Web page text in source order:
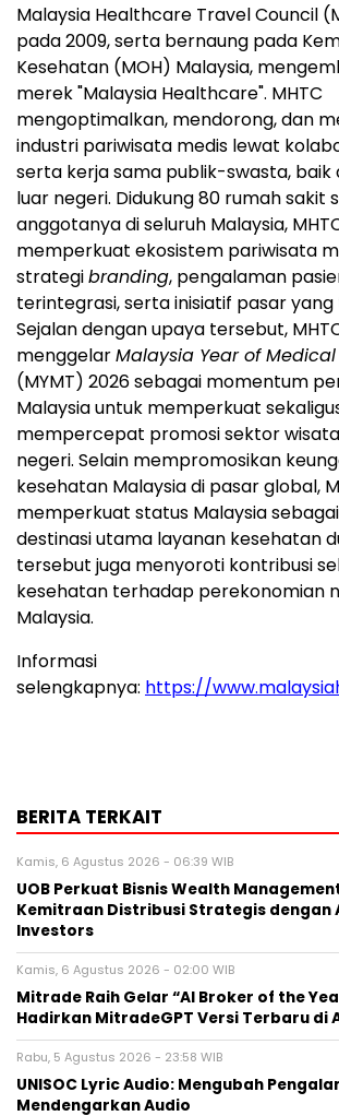
Malaysia Healthcare Travel Council
pada 2009, serta bernaung pada
Kesehatan (MOH) Malaysia,
merek "Malaysia Healthcare". MHTC
mengoptimalkan, mendorong, dan
industri pariwisata medis lewat
serta kerja sama publik-swasta, baik
luar negeri. Didukung 80 rumah sakit
anggotanya di seluruh Malaysia,
memperkuat ekosistem pariwisata
strategibranding, pengalaman
terintegrasi, serta inisiatif pasar
Sejalan dengan upaya tersebut,
menggelarMalaysia Year of
(MYMT) 2026 sebagai momentum
Malaysia untuk memperkuat
mempercepat promosi sektor
negeri. Selain mempromosikan
kesehatan Malaysia di pasar global,
memperkuat status Malaysia
destinasi utama layanan kesehatan
tersebut juga menyoroti kontribusi
kesehatan terhadap perekonomian
Malaysia.
Informasi
selengkapnya: https://
BERITA TERKAIT
Kamis, 6 Agustus 2026 - 06:39 WIB
UOB Perkuat Bisnis Wealth
Kemitraan Distribusi Strategis dengan
Investors
Kamis, 6 Agustus 2026 - 02:00 WIB
Mitrade Raih Gelar “AI Broker of the
Hadirkan MitradeGPT Versi Terbaru di
Rabu, 5 Agustus 2026 - 23:58 WIB
UNISOC Lyric Audio: Mengubah
Mendengarkan Audio